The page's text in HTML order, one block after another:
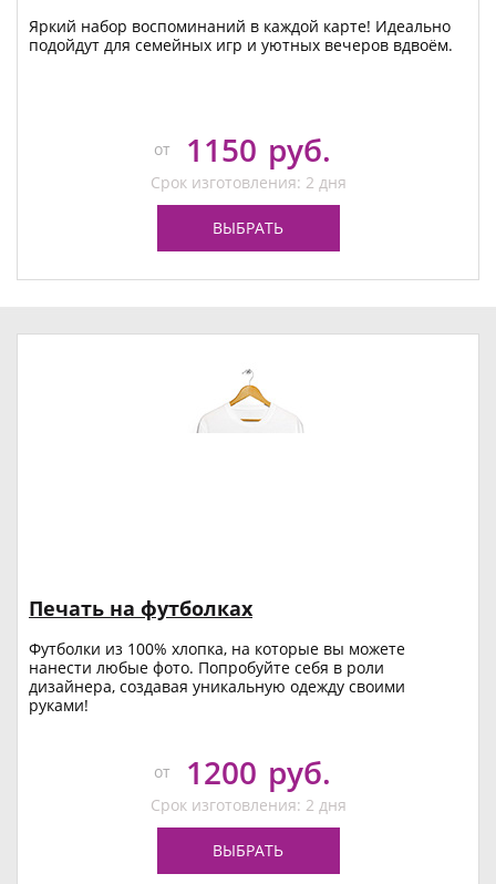
Яркий набор воспоминаний в каждой карте! Идеально
подойдут для семейных игр и уютных вечеров вдвоём.
от 1150 руб.
Срок изготовления: 2 дня
ВЫБРАТЬ
Печать на футболках
Футболки из 100% хлопка, на которые вы можете
нанести любые фото. Попробуйте себя в роли
дизайнера, создавая уникальную одежду своими
руками!
от 1200 руб.
Срок изготовления: 2 дня
ВЫБРАТЬ